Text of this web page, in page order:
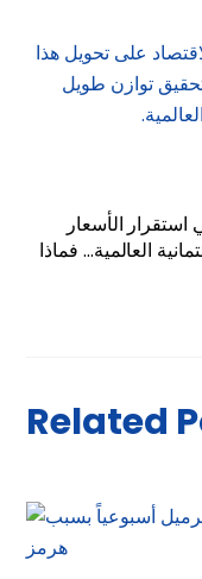
على تحويل هذا
توازن طويل
استقرار الأسعار
العالمية… فماذا
Related